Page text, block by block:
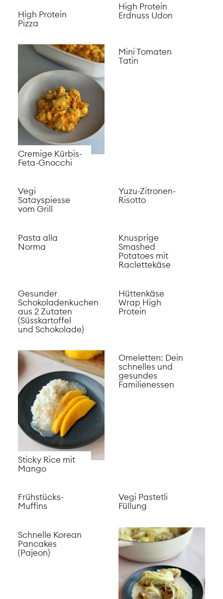
High Protein
Pizza
High Protein
Erdnuss Udon
Cremige Kürbis-
Feta-Gnocchi
Mini Tomaten
Tatin
Vegi
Satayspiesse
vom Grill
Yuzu-Zitronen-
Risotto
Pasta alla
Norma
Knusprige
Smashed
Potatoes mit
Raclettekäse
Gesunder
Schokoladenkuchen
aus 2 Zutaten
(Süsskartoffel
und Schokolade)
Hüttenkäse
Wrap High
Protein
Sticky Rice mit
Mango
Omeletten: Dein
schnelles und
gesundes
Familienessen
Frühstücks-
Muffins
Vegi Pastetli
Füllung
Schnelle Korean
Pancakes
(Pajeon)